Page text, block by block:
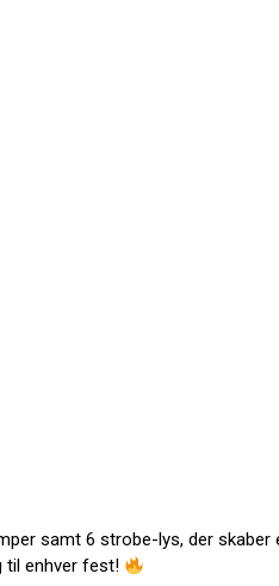
samt 6 strobe-lys, der
til enhver fest!